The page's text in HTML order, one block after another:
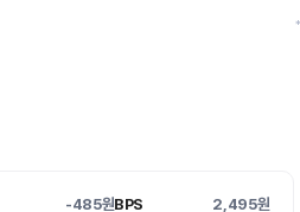
-485원BPS 2,495원